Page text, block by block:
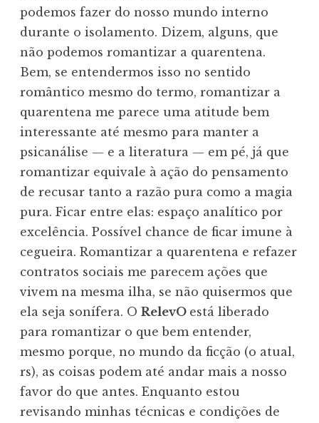
podemos fazer do nosso mundo interno
durante o isolamento. Dizem, alguns, que
não podemos romantizar a quarentena.
Bem, se entendermos isso no sentido
romântico mesmo do termo, romantizar a
quarentena me parece uma atitude bem
interessante até mesmo para manter a
psicanálise — e a literatura — em pé, já que
romantizar equivale à ação do pensamento
de recusar tanto a razão pura como a magia
pura. Ficar entre elas: espaço analítico por
excelência. Possível chance de ficar imune à
cegueira. Romantizar a quarentena e refazer
contratos sociais me parecem ações que
vivem na mesma ilha, se não quisermos que
ela seja sonífera. O RelevO está liberado
para romantizar o que bem entender,
mesmo porque, no mundo da ficção (o atual,
rs), as coisas podem até andar mais a nosso
favor do que antes. Enquanto estou
revisando minhas técnicas e condições de